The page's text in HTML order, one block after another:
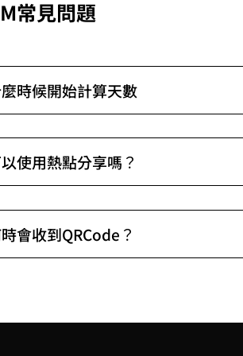
常見問題
時候開始計算天數
使用熱點分享嗎？
會收到QRCode？